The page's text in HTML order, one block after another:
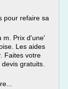
pour refaire sa
m. Prix d'une'
Les aides
Faites votre
gratuits.